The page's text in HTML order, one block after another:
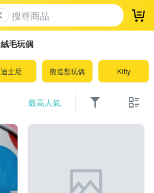
登
絨毛玩偶
迪士尼 熊造型玩偶 Kitty
最高人氣